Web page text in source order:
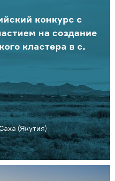
конкурс с
на создание
кластера в с.
(Якутия)